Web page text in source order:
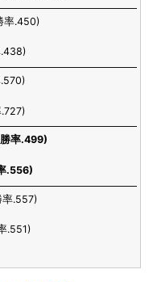
率.450)
率.499)
.556)
率.557)
.551)